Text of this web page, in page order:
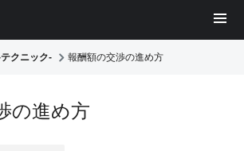
クニック- 報酬額の交渉の進め方
の進め方